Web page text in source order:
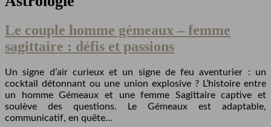
Le couple homme gémeaux – femme
sagittaire : défis et passions
Un signe d’air curieux et un signe de feu aventurier : un
cocktail détonnant ou une union explosive ? L’histoire entre
un homme Gémeaux et une femme Sagittaire captive et
soulève des questions. Le Gémeaux est adaptable,
communicatif, en quête…